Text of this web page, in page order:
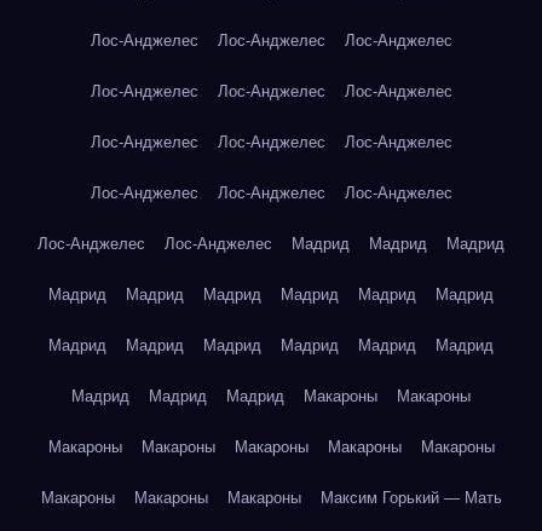
Лос-Анджелес Лос-Анджелес Лос-Анджелес
Лос-Анджелес Лос-Анджелес Лос-Анджелес
Лос-Анджелес Лос-Анджелес Лос-Анджелес
Лос-Анджелес Лос-Анджелес Лос-Анджелес
Лос-Анджелес Лос-Анджелес Мадрид Мадрид Мадрид
Мадрид Мадрид Мадрид Мадрид Мадрид Мадрид
Мадрид Мадрид Мадрид Мадрид Мадрид Мадрид
Мадрид Мадрид Мадрид Макароны Макароны
Макароны Макароны Макароны Макароны Макароны
Макароны Макароны Макароны Максим Горький — Мать